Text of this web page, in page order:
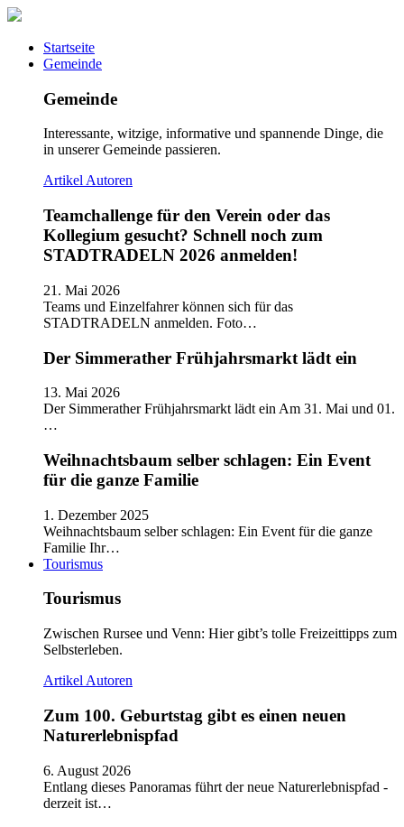
Startseite
Gemeinde
Gemeinde
Interessante, witzige, informative und spannende Dinge, die
in unserer Gemeinde passieren.
ArtikelAutoren
Teamchallenge für den Verein oder das
Kollegium gesucht? Schnell noch zum
STADTRADELN 2026 anmelden!
21. Mai 2026
Teams und Einzelfahrer können sich für das
STADTRADELN anmelden. Foto…
Der Simmerather Frühjahrsmarkt lädt ein
13. Mai 2026
Der Simmerather Frühjahrsmarkt lädt ein Am 31. Mai und 01.
…
Weihnachtsbaum selber schlagen: Ein Event
für die ganze Familie
1. Dezember 2025
Weihnachtsbaum selber schlagen: Ein Event für die ganze
Familie Ihr…
Tourismus
Tourismus
Zwischen Rursee und Venn: Hier gibt’s tolle Freizeittipps zum
Selbsterleben.
Artikel Autoren
Zum 100. Geburtstag gibt es einen neuen
Naturerlebnispfad
6. August 2026
Entlang dieses Panoramas führt der neue Naturerlebnispfad -
derzeit ist…